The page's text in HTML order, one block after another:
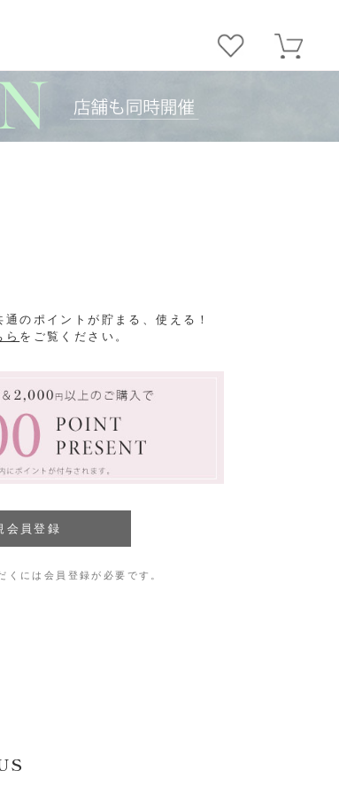
のポイントが貯まる、使える！
ら をご覧ください。
には会員登録が必要です。